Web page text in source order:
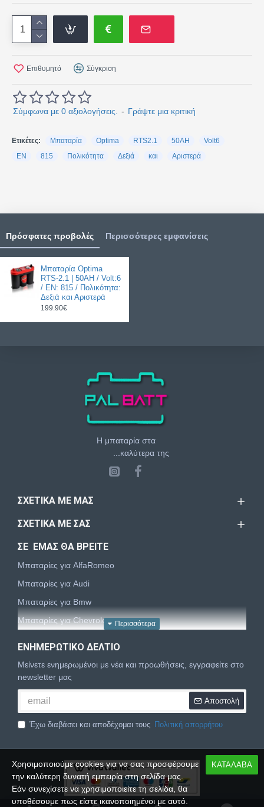
Σύμφωνα με 0 αξιολογήσεις. - Γράψτε μια κριτική
Επιθυμητό Σύγκριση
Ετικέτες: Μπαταρία Optima RTS2.1 50AH
Volt6
EN
815 Πολικότητα Δεξιά και Αριστερά
Πρόσφατες προβολές Περισσότερες εμφανίσεις
Μπαταρία Optima
RTS-2.1 | 50AH / Volt:6
/ EN: 815 / Πολικότητα:
Δεξιά και Αριστερά
199.90€
Η μπαταρία στα
...καλύτερα της
ΣΧΕΤΙΚΆ ΜΕ ΜΑΣ
ΣΧΕΤΙΚΆ ΜΕ ΣΑΣ
ΣΕ ΕΜΑΣ ΘΑ ΒΡΕΙΤΕ
Μπαταρίες για AlfaRomeo
Μπαταρίες για Audi
Μπαταρίες για Bmw
Μπαταρίες για Chevrolet
Μπαταρίες για Dacia
Μπαταρίες για Daewoo
Μπαταρίες για Daihatsu
Μπαταρίες για Dodge
Μπαταρίες για Fiat
Μπαταρίες για Ford
Μπαταρίες για Honda
Μπαταρίες για Hyundai
ΕΝΗΜΕΡΩΤΙΚΌ ΔΕΛΤΊΟ
Μείνετε ενημερωμένοι με νέα και προωθήσεις, εγγραφείτε στο
newsletter μας
Αποστολή
Έχω διαβάσει και αποδέχομαι τους Πολιτική απορρήτου
ΚΑΤΑΛΑΒΑ
Χρησιμοποιούμε cookies για να σας προσφέρουμε
την καλύτερη δυνατή εμπειρία στη σελίδα μας.
Εάν συνεχίσετε να χρησιμοποιείτε τη σελίδα, θα
υποθέσουμε πως είστε ικανοποιημένοι με αυτό.